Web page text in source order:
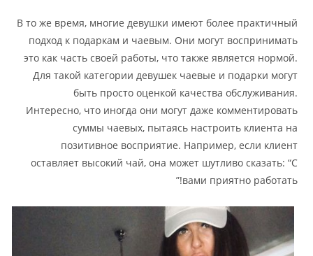
В то же время, многие девушки имеют более практичный
подход к подаркам и чаевым. Они могут воспринимать
это как часть своей работы, что также является нормой.
Для такой категории девушек чаевые и подарки могут
быть просто оценкой качества обслуживания.
Интересно, что иногда они могут даже комментировать
суммы чаевых, пытаясь настроить клиента на
позитивное восприятие. Например, если клиент
оставляет высокий чай, она может шутливо сказать: “С
вами приятно работать!”